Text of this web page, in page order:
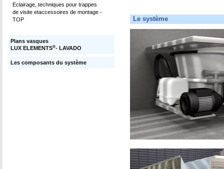
Eclairage, techniques pour trappes
de visite etaccessoires de montage -
TOP
Plans vasques
LUX ELEMENTS®- LAVADO
Les composants du système
Le système